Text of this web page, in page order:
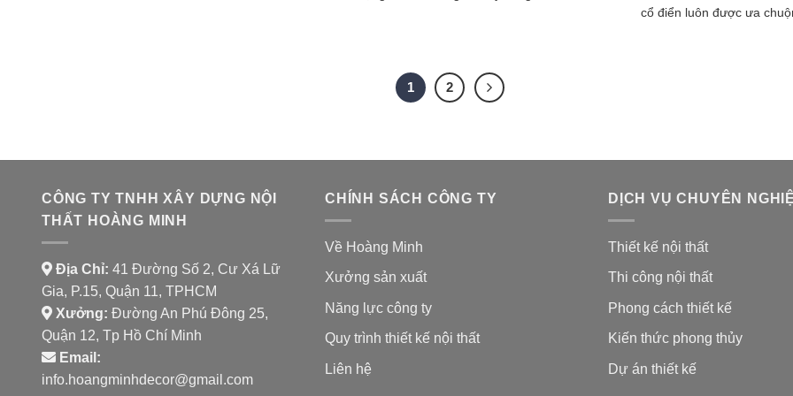
cổ điển luôn được ưa
1 2
CÔNG TY TNHH XÂY DỰNG NỘI
THẤT HOÀNG MINH
Địa Chỉ: 41 Đường Số 2, Cư Xá Lữ
Gia, P.15, Quận 11, TPHCM
Xưởng: Đường An Phú Đông 25,
Quận 12, Tp Hồ Chí Minh
Email:
info.hoangminhdecor@gmail.com
CHÍNH SÁCH CÔNG TY
Về Hoàng Minh
Xưởng sản xuất
Năng lực công ty
Quy trình thiết kế nội thất
Liên hệ
DỊCH VỤ CHUYÊN
Thiết kế nội thất
Thi công nội thất
Phong cách thiết kế
Kiến thức phong thủy
Dự án thiết kế